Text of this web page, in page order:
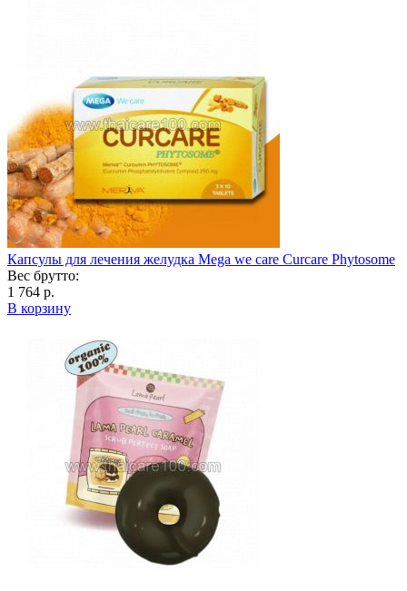
Капсулы для лечения желудка Mega we care Curcare Phytosome
Вес брутто:
1 764 р.
В корзину